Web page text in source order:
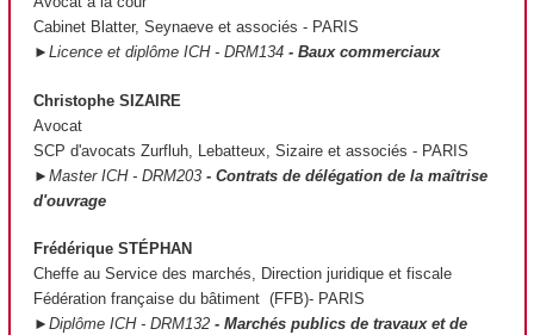
Cabinet Blatter, Seynaeve et associés - PARIS
►Licence et diplôme ICH - DRM134 - Baux commerciaux
Christophe SIZAIRE
Avocat
SCP d'avocats Zurfluh, Lebatteux, Sizaire et associés - PARIS
►Master ICH - DRM203 - Contrats de délégation de la maîtrise
d'ouvrage
Frédérique STÉPHAN
Cheffe au Service des marchés, Direction juridique et fiscale
Fédération française du bâtiment (FFB)- PARIS
►Diplôme ICH - DRM132 - Marchés publics de travaux et de